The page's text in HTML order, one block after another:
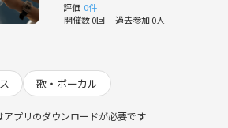
評価 0件
開催数 0回 過去参加 0人
歌・ボーカル
アプリのダウンロードが必要です